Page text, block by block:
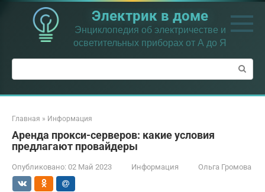
Перейти
контенту
Электрик в доме
Энциклопедия об электричестве и
осветительных приборах от А до Я
Поиск:
Главная » Информация
Аренда прокси-серверов: какие условия
предлагают провайдеры
Опубликовано: 02 Май 2023 Информация Ольга Громова